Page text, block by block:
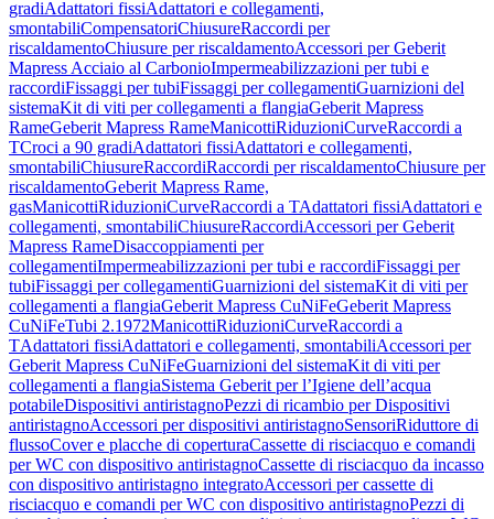
gradiAdattatori fissiAdattatori e collegamenti,
smontabiliCompensatoriChiusureRaccordi per
riscaldamentoChiusure per riscaldamentoAccessori per Geberit
Mapress Acciaio al CarbonioImpermeabilizzazioni per tubi e
raccordiFissaggi per tubiFissaggi per collegamentiGuarnizioni del
sistemaKit di viti per collegamenti a flangiaGeberit Mapress
RameGeberit Mapress RameManicottiRiduzioniCurveRaccordi a
TCroci a 90 gradiAdattatori fissiAdattatori e collegamenti,
smontabiliChiusureRaccordiRaccordi per riscaldamentoChiusure per
riscaldamentoGeberit Mapress Rame,
gasManicottiRiduzioniCurveRaccordi a TAdattatori fissiAdattatori e
collegamenti, smontabiliChiusureRaccordiAccessori per Geberit
Mapress RameDisaccoppiamenti per
collegamentiImpermeabilizzazioni per tubi e raccordiFissaggi per
tubiFissaggi per collegamentiGuarnizioni del sistemaKit di viti per
collegamenti a flangiaGeberit Mapress CuNiFeGeberit Mapress
CuNiFeTubi 2.1972ManicottiRiduzioniCurveRaccordi a
TAdattatori fissiAdattatori e collegamenti, smontabiliAccessori per
Geberit Mapress CuNiFeGuarnizioni del sistemaKit di viti per
collegamenti a flangiaSistema Geberit per l’Igiene dell’acqua
potabileDispositivi antiristagnoPezzi di ricambio per Dispositivi
antiristagnoAccessori per dispositivi antiristagnoSensoriRiduttore di
flussoCover e placche di coperturaCassette di risciacquo e comandi
per WC con dispositivo antiristagnoCassette di risciacquo da incasso
con dispositivo antiristagno integratoAccessori per cassette di
risciacquo e comandi per WC con dispositivo antiristagnoPezzi di